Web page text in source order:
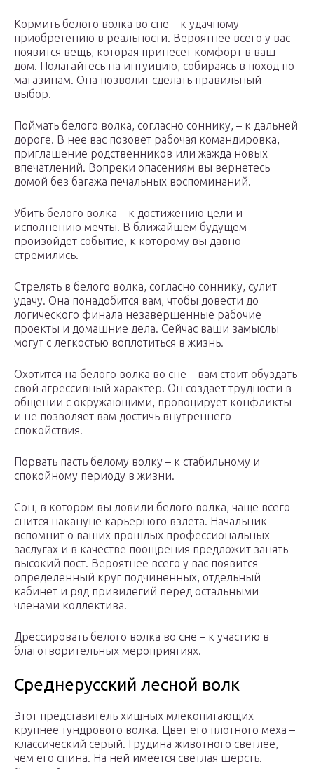
Кормить белого волка во сне – к удачному
приобретению в реальности. Вероятнее всего у вас
появится вещь, которая принесет комфорт в ваш
дом. Полагайтесь на интуицию, собираясь в поход по
магазинам. Она позволит сделать правильный
выбор.
Поймать белого волка, согласно соннику, – к дальней
дороге. В нее вас позовет рабочая командировка,
приглашение родственников или жажда новых
впечатлений. Вопреки опасениям вы вернетесь
домой без багажа печальных воспоминаний.
Убить белого волка – к достижению цели и
исполнению мечты. В ближайшем будущем
произойдет событие, к которому вы давно
стремились.
Стрелять в белого волка, согласно соннику, сулит
удачу. Она понадобится вам, чтобы довести до
логического финала незавершенные рабочие
проекты и домашние дела. Сейчас ваши замыслы
могут с легкостью воплотиться в жизнь.
Охотится на белого волка во сне – вам стоит обуздать
свой агрессивный характер. Он создает трудности в
общении с окружающими, провоцирует конфликты
и не позволяет вам достичь внутреннего
спокойствия.
Порвать пасть белому волку – к стабильному и
спокойному периоду в жизни.
Сон, в котором вы ловили белого волка, чаще всего
снится накануне карьерного взлета. Начальник
вспомнит о ваших прошлых профессиональных
заслугах и в качестве поощрения предложит занять
высокий пост. Вероятнее всего у вас появится
определенный круг подчиненных, отдельный
кабинет и ряд привилегий перед остальными
членами коллектива.
Дрессировать белого волка во сне – к участию в
благотворительных мероприятиях.
Среднерусский лесной волк
Этот представитель хищных млекопитающих
крупнее тундрового волка. Цвет его плотного меха –
классический серый. Грудина животного светлее,
чем его спина. На ней имеется светлая шерсть.